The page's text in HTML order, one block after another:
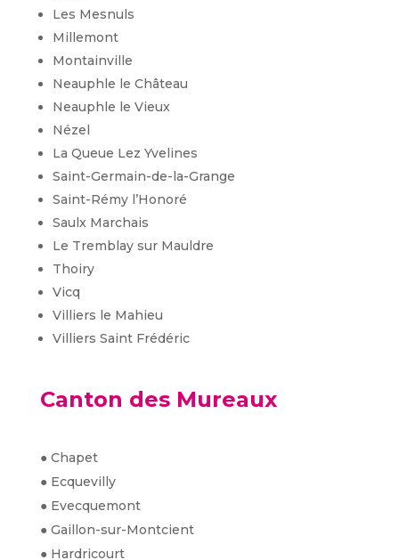
Les Mesnuls
Millemont
Montainville
Neauphle le Château
Neauphle le Vieux
Nézel
La Queue Lez Yvelines
Saint-Germain-de-la-Grange
Saint-Rémy l’Honoré
Saulx Marchais
Le Tremblay sur Mauldre
Thoiry
Vicq
Villiers le Mahieu
Villiers Saint Frédéric
Canton des Mureaux
● Chapet
● Ecquevilly
● Evecquemont
● Gaillon-sur-Montcient
● Hardricourt